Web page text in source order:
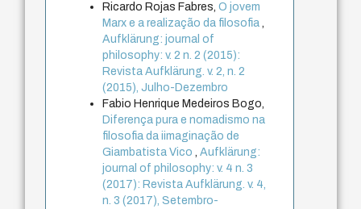
Ricardo Rojas Fabres,O jovem
Marx e a realização da filosofia,
Aufklärung: journal of
philosophy: v. 2 n. 2 (2015):
Revista Aufklärung. v. 2, n. 2
(2015), Julho-Dezembro
Fabio Henrique Medeiros Bogo,
Diferença pura e nomadismo na
filosofia da iimaginação de
Giambatista Vico,Aufklärung:
journal of philosophy: v. 4 n. 3
(2017): Revista Aufklärung. v. 4,
n. 3 (2017), Setembro-